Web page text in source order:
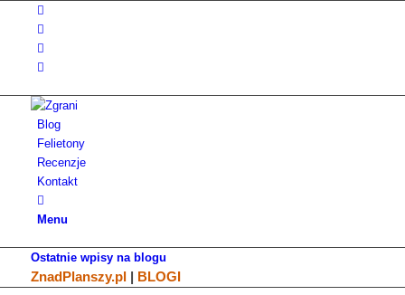
Blog
Felietony
Recenzje
Kontakt
Menu
Ostatnie wpisy na blogu
ZnadPlanszy.pl| BLOGI